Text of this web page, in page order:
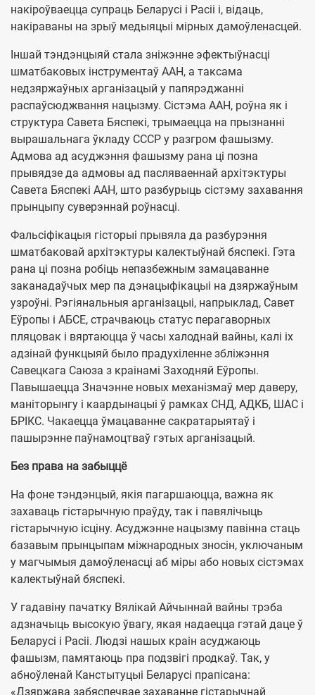
накіроўваецца супраць Беларусі і Расіі і, відаць,
накіраваны на зрыў медыяцыі мірных дамоўленасцей.
Іншай тэндэнцыяй стала зніжэнне эфектыўнасці
шматбаковых інструментаў ААН, а таксама
недзяржаўных арганізацый у папярэджанні
распаўсюджвання нацызму. Сістэма ААН, роўна як і
структура Савета Бяспекі, трымаецца на прызнанні
вырашальнага ўкладу СССР у разгром фашызму.
Адмова ад асуджэння фашызму рана ці позна
прывядзе да адмовы ад пасляваеннай архітэктуры
Савета Бяспекі ААН, што разбурыць сістэму захавання
прынцыпу суверэннай роўнасці.
Фальсіфікацыя гісторыі прывяла да разбурэння
шматбаковай архітэктуры калектыўнай бяспекі. Гэта
рана ці позна робіць непазбежным замацаванне
заканадаўчых мер па дэнацыфікацыі на дзяржаўным
узроўні. Рэгіянальныя арганізацыі, напрыклад, Савет
Еўропы і АБСЕ, страчваюць статус перагаворных
пляцовак і вяртаюцца ў часы халоднай вайны, калі іх
адзінай функцыяй было прадухіленне збліжэння
Савецкага Саюза з краінамі Заходняй Еўропы.
Павышаецца Значэнне новых механізмаў мер даверу,
маніторынгу і каардынацыі ў рамках СНД, АДКБ, ШАС і
БРІКС. Чакаецца ўмацаванне сакратарыятаў і
пашырэнне паўнамоцтваў гэтых арганізацый.
Без права на забыццё
На фоне тэндэнцый, якія пагаршаюцца, важна як
захаваць гістарычную праўду, так і павялічыць
гістарычную ісціну. Асуджэнне нацызму павінна стаць
базавым прынцыпам міжнародных зносін, уключаным
у магчымыя дамоўленасці аб міры або новых сістэмах
калектыўнай бяспекі.
У гадавіну пачатку Вялікай Айчыннай вайны трэба
адзначыць высокую ўвагу, якая надаецца гэтай даце ў
Беларусі і Расіі. Людзі нашых краін асуджаюць
фашызм, памятаюць пра подзвігі продкаў. Так, у
абноўленай Канстытуцыі Беларусі прапісана:
«Дзяржава забяспечвае захаванне гістарычнай